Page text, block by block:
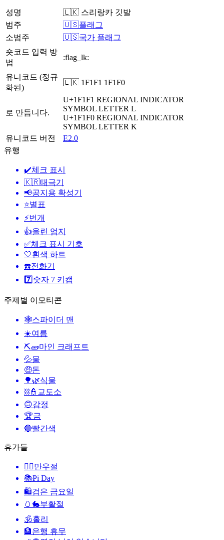
성명
🇱🇰 스리랑카 깃발
범주
🇺🇸플래그
소범주
🇺🇸국가 플래그
숏코드 입력 방
법
:flag_lk:
유니코드 (정규
화된)
🇱🇰 1F1F1 1F1F0
로 만듭니다.
U+1F1F1 REGIONAL INDICATOR
SYMBOL LETTER L
U+1F1F0 REGIONAL INDICATOR
SYMBOL LETTER K
유니코드 버전
E2.0
유행
✔️체크 표시
🇰🇷태극기
📢공지용 확성기
⭐별표
⚡번개
👍올린 엄지
✅체크 표시 기호
🤍흰색 하트
☎️전화기
7️⃣ 숫자 7 키캡
주제별 이모티콘
🕸️스파이더 맨
☀️여름
⛏🧱마인 크래프트
💦물
🤑돈
🌳🌿식물
⛓️👮 교도소
🙃감정
🏆금
🔴빨간색
휴가들
🙆‍♂️만우절
📚Pi Day
🛍검은 금요일
🥚🐇부활절
🕉홀리
🏦은행 휴무